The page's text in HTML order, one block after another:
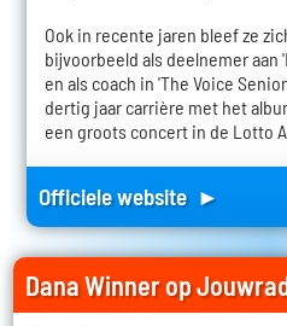
Ook in recente jaren bleef ze
bijvoorbeeld als deelnemer aan
en als coach in 'The Voice
dertig jaar carrière met het
een groots concert in de Lotto
Officiele website ►
Dana Winner op